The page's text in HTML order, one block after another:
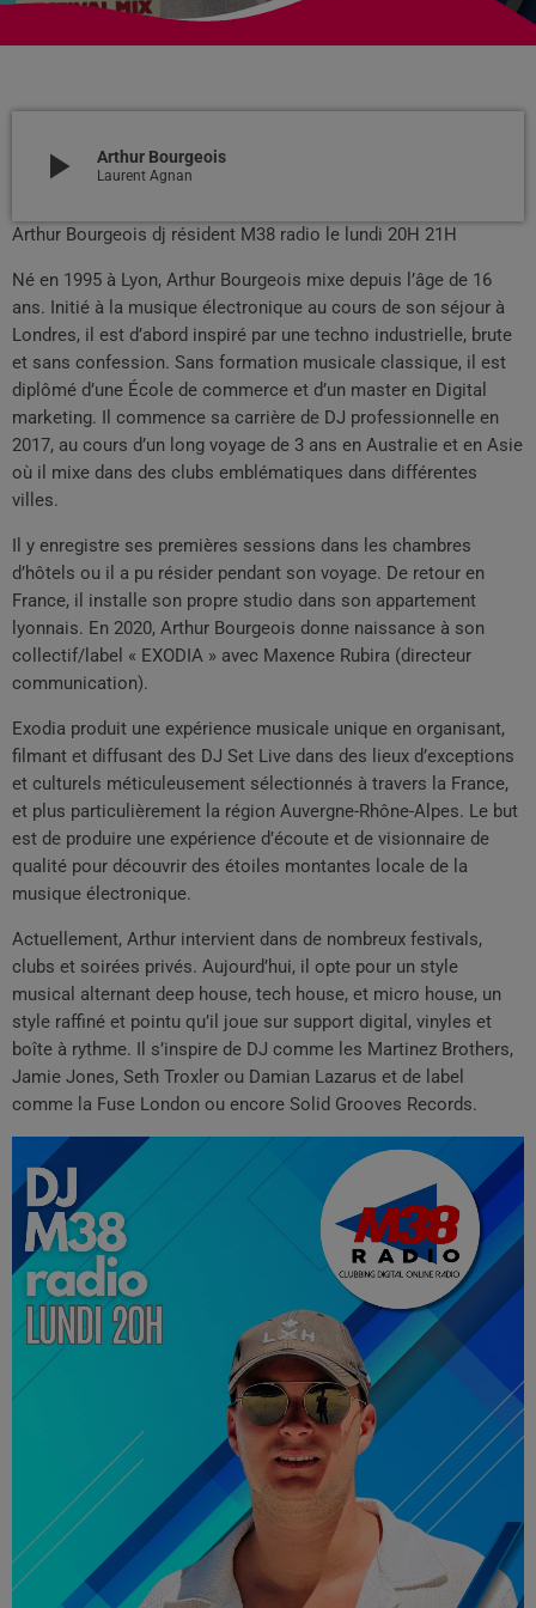
play_arrow Arthur Bourgeois
Laurent Agnan
Arthur Bourgeois dj résident M38 radio le lundi 20H 21H
Né en 1995 à Lyon, Arthur Bourgeois mixe depuis l’âge de 16
ans. Initié à la musique électronique au cours de son séjour à
Londres, il est d’abord inspiré par une techno industrielle, brute
et sans confession. Sans formation musicale classique, il est
diplômé d’une École de commerce et d’un master en Digital
marketing. Il commence sa carrière de DJ professionnelle en
2017, au cours d’un long voyage de 3 ans en Australie et en Asie
où il mixe dans des clubs emblématiques dans différentes
villes.
Il y enregistre ses premières sessions dans les chambres
d’hôtels ou il a pu résider pendant son voyage. De retour en
France, il installe son propre studio dans son appartement
lyonnais. En 2020, Arthur Bourgeois donne naissance à son
collectif/label « EXODIA » avec Maxence Rubira (directeur
communication).
Exodia produit une expérience musicale unique en organisant,
filmant et diffusant des DJ Set Live dans des lieux d’exceptions
et culturels méticuleusement sélectionnés à travers la France,
et plus particulièrement la région Auvergne-Rhône-Alpes. Le but
est de produire une expérience d’écoute et de visionnaire de
qualité pour découvrir des étoiles montantes locale de la
musique électronique.
Actuellement, Arthur intervient dans de nombreux festivals,
clubs et soirées privés. Aujourd’hui, il opte pour un style
musical alternant deep house, tech house, et micro house, un
style raffiné et pointu qu’il joue sur support digital, vinyles et
boîte à rythme. Il s’inspire de DJ comme les Martinez Brothers,
Jamie Jones, Seth Troxler ou Damian Lazarus et de label
comme la Fuse London ou encore Solid Grooves Records.